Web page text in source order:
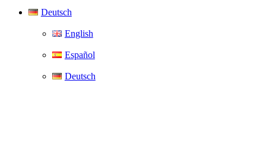
Deutsch
English
Español
Deutsch